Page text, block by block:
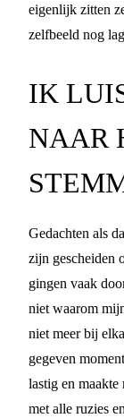
eigenlijk zitten
zelfbeeld nog
IK
NAAR
Gedachten als
zijn gescheiden
gingen vaak
niet waarom
niet meer bij
gegeven
lastig en
met alle ruzies